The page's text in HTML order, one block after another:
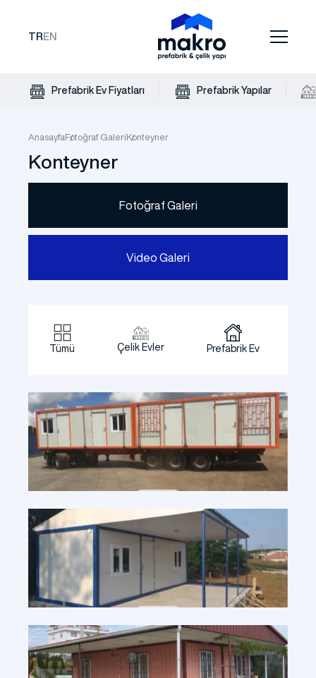
TR EN
Prefabrik Ev Fiyatları Prefabrik Yapılar
AnasayfaFotoğraf GaleriKonteyner
Konteyner
Fotoğraf Galeri
Video Galeri
Tümü Çelik Evler Prefabrik Ev